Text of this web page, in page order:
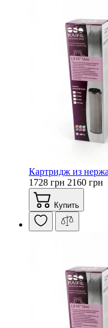
Картридж из
1728 грн 2160 грн
Купить